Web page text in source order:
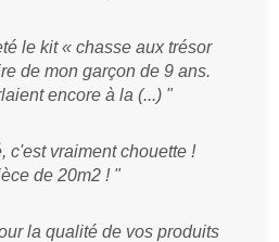
le kit « chasse aux trésor
de mon garçon de 9 ans.
encore à la (...) "
c'est vraiment chouette !
de 20m2 ! "
la qualité de vos produits